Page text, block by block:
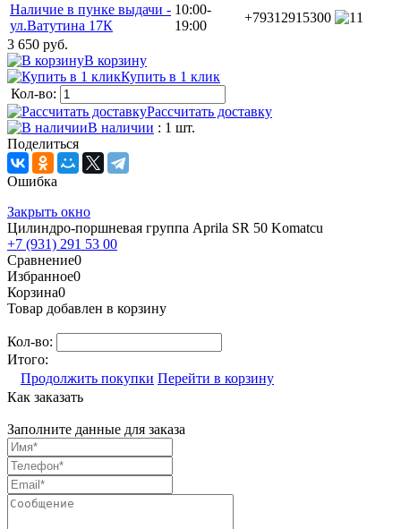
Наличие в пунке выдачи -
ул.Ватутина 17К
10:00-
19:00
+79312915300
1
3 650 руб.
В корзину
Купить в 1 клик
Кол-во:
Рассчитать доставку
В наличии : 1 шт.
Поделиться
Ошибка
Закрыть окно
Цилиндро-поршневая группа Aprila SR 50 Komatcu
+7 (931) 291 53 00
Сравнение0
Избранное0
Корзина0
Товар добавлен в корзину
Кол-во:
Итого:
Продолжить покупки Перейти в корзину
Как заказать
Заполните данные для заказа